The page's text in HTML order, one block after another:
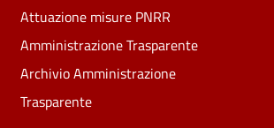
Attuazione misure PNRR
Amministrazione Trasparente
Archivio Amministrazione
Trasparente